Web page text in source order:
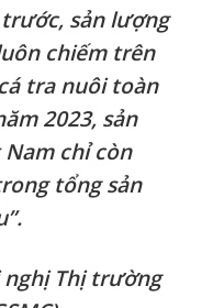
sản lượng
chiếm trên
tra nuôi toàn
2023, sản
chỉ còn
tổng sản
nghị Thị trường